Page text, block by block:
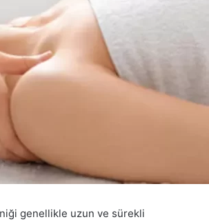
genellikle uzun ve sürekli